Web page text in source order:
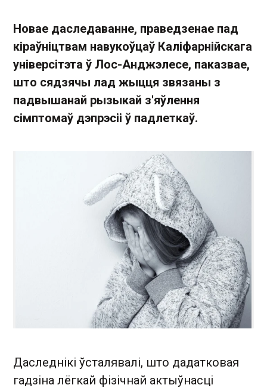
Новае даследаванне, праведзенае пад
кіраўніцтвам навукоўцаў Каліфарнійскага
універсітэта ў Лос-Анджэлесе, паказвае,
што сядзячы лад жыцця звязаны з
падвышанай рызыкай з'яўлення
сімптомаў дэпрэсіі ў падлеткаў.
Даследнікі ўсталявалі, што дадатковая
гадзіна лёгкай фізічнай актыўнасці